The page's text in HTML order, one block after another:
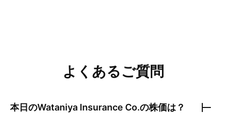
よくあるご質問
本日のWataniya Insurance Co.の株価は？